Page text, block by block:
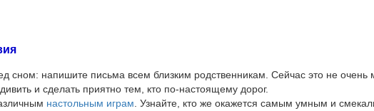
сном: напишите письма всем близким родственникам. Сейчас это не очень
и сделать приятно тем, кто по-настоящему дорог.
настольным играм. Узнайте, кто же окажется самым умным и